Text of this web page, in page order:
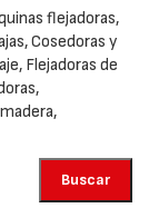
flejadoras,
Cosedoras y
Flejadoras de